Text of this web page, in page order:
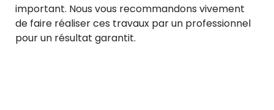
important. Nous vous recommandons vivement
de faire réaliser ces travaux par un professionnel
pour un résultat garantit.